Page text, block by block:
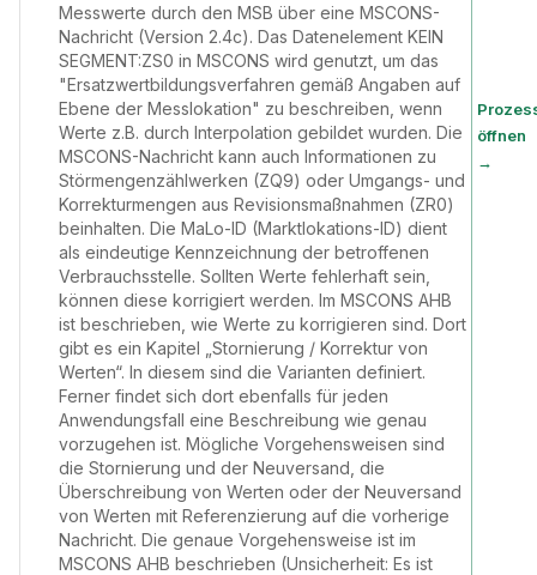
Messwerte durch den MSB über eine MSCONS-
Nachricht (Version 2.4c). Das Datenelement KEIN
SEGMENT:ZS0 in MSCONS wird genutzt, um das
"Ersatzwertbildungsverfahren gemäß Angaben auf
Ebene der Messlokation" zu beschreiben, wenn
Werte z.B. durch Interpolation gebildet wurden. Die
MSCONS-Nachricht kann auch Informationen zu
Störmengenzählwerken (ZQ9) oder Umgangs- und
Korrekturmengen aus Revisionsmaßnahmen (ZR0)
beinhalten. Die MaLo-ID (Marktlokations-ID) dient
als eindeutige Kennzeichnung der betroffenen
Verbrauchsstelle. Sollten Werte fehlerhaft sein,
können diese korrigiert werden. Im MSCONS AHB
ist beschrieben, wie Werte zu korrigieren sind. Dort
gibt es ein Kapitel „Stornierung / Korrektur von
Werten“. In diesem sind die Varianten definiert.
Ferner findet sich dort ebenfalls für jeden
Anwendungsfall eine Beschreibung wie genau
vorzugehen ist. Mögliche Vorgehensweisen sind
die Stornierung und der Neuversand, die
Überschreibung von Werten oder der Neuversand
von Werten mit Referenzierung auf die vorherige
Nachricht. Die genaue Vorgehensweise ist im
MSCONS AHB beschrieben (Unsicherheit: Es ist
öffnen
→